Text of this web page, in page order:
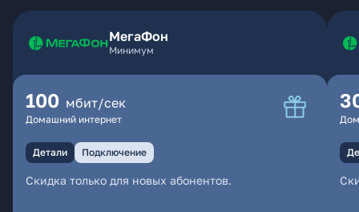
МегаФон
Минимум
100 мбит/сек
Домашний интернет
Детали Подключение
Скидка только для новых абонентов.